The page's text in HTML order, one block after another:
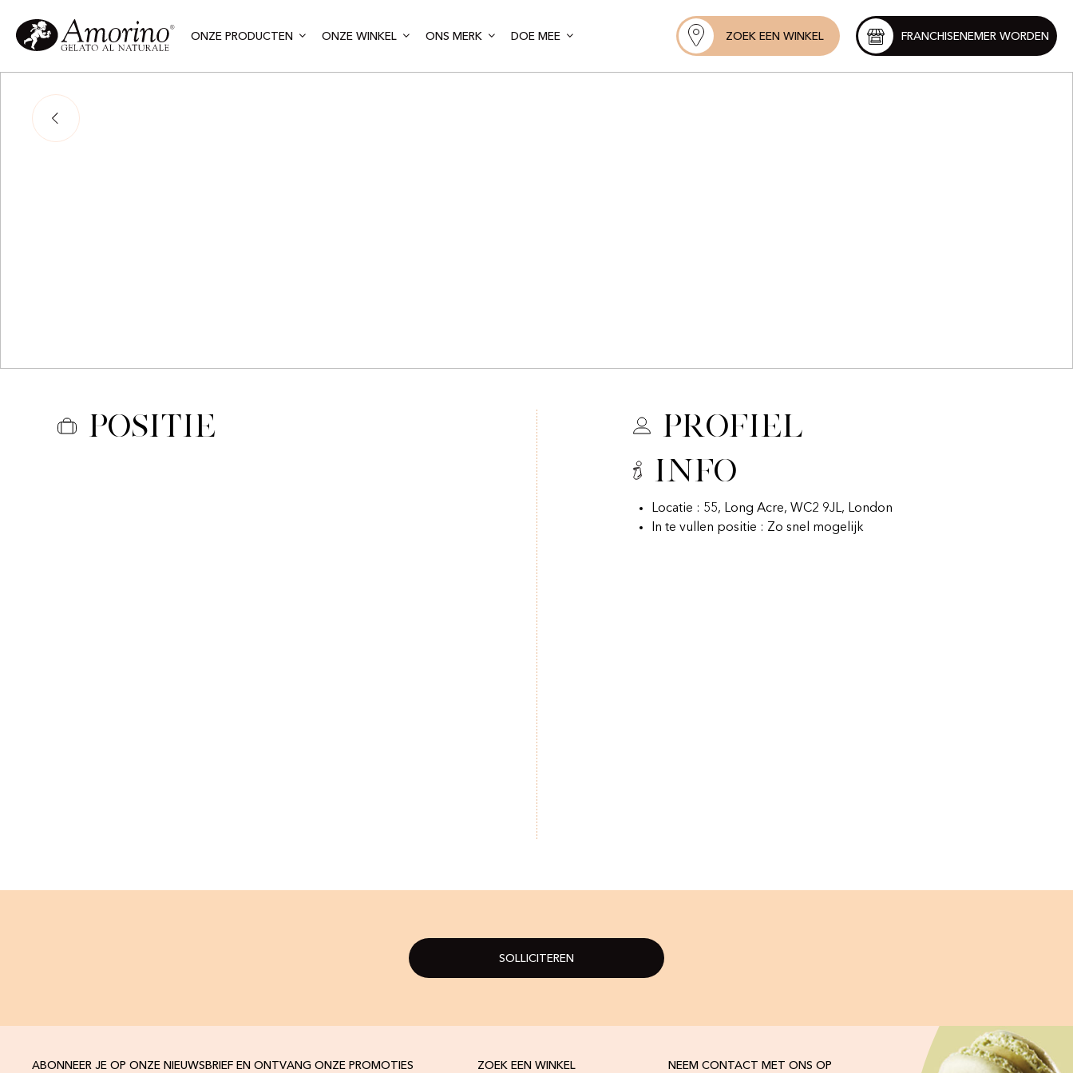
ONZE PRODUCTEN ONZE WINKEL ONS MERK DOE MEE ZOEK EEN WINKEL FRANCHISENEMER WORDEN
Positie
Profiel
Info
Locatie : 55, Long Acre, WC2 9JL, London
In te vullen positie : Zo snel mogelijk
SOLLICITEREN
ABONNEER JE OP ONZE NIEUWSBRIEF EN ONTVANG ONZE PROMOTIES ZOEK EEN WINKEL NEEM CONTACT MET ONS OP